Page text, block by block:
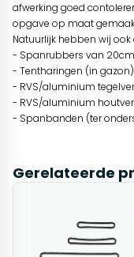
afwerking goed
opgave op maat
Natuurlijk hebben wij
- Spanrubbers van
- Tentharingen (in gazon)
- RVS/aluminium
- RVS/aluminium
- Spanbanden (ter
Gerelateerde